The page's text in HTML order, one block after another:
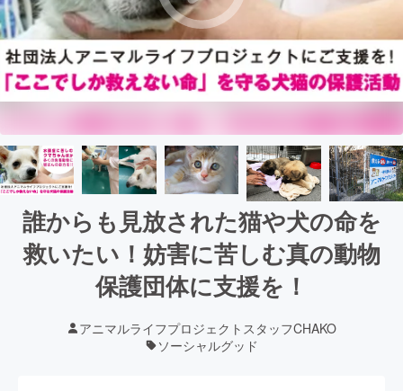
誰からも見放された猫や犬の命を
救いたい！妨害に苦しむ真の動物
保護団体に支援を！
アニマルライフプロジェクトスタッフCHAKO
ソーシャルグッド